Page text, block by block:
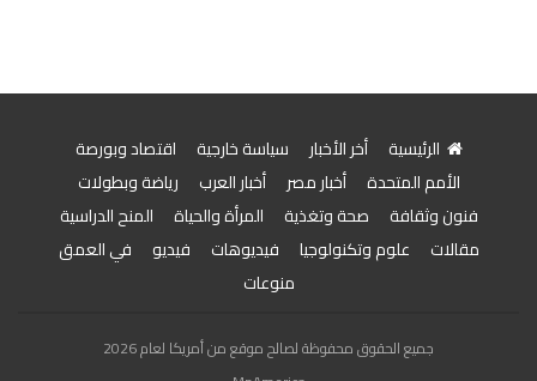
الرئيسية أخر الأخبار سياسة خارجية
اقتصاد وبورصة
الأمم المتحدة
أخبار مصر أخبار العرب
رياضة وبطولات
فنون وثقافة
صحة وتغذية المرأة والحياة
المنح الدراسية
مقالات
علوم وتكنولوجيا فيديوهات فيديو
في العمق
منوعات
جميع الحقوق محفوظة لصالح موقع من أمريكا لعام 2026